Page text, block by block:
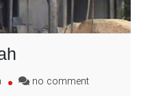
no commenton